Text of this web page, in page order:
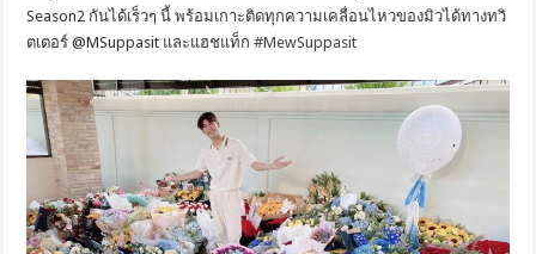
Season2 กันได้เร็วๆ นี้ พร้อมเกาะติดทุกความเคลื่อนไหวของมิวได้ทางทวิ
ตเตอร์@MSuppasit และแฮชแท็ก#MewSuppasit